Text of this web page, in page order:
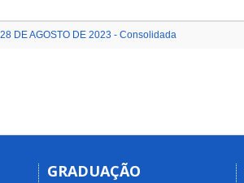
DE AGOSTO DE 2023 - Consolidada
GRADUAÇÃO